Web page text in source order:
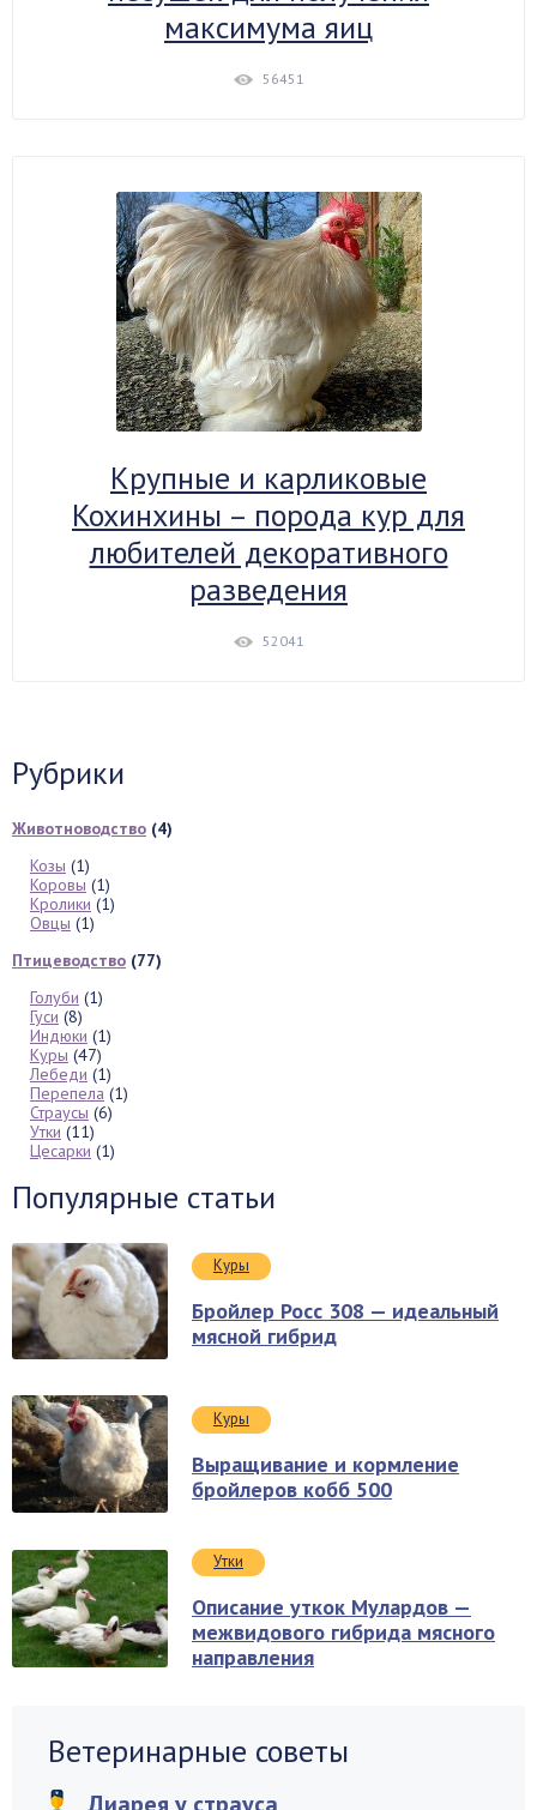
максимума яиц
56451
Крупные и карликовые
Кохинхины – порода кур для
любителей декоративного
разведения
52041
Рубрики
Животноводство (4)
Козы (1)
Коровы (1)
Кролики (1)
Овцы (1)
Птицеводство (77)
Голуби (1)
Гуси (8)
Индюки (1)
Куры (47)
Лебеди (1)
Перепела (1)
Страусы (6)
Утки (11)
Цесарки (1)
Популярные статьи
Куры
Бройлер Росс 308 — идеальный
мясной гибрид
Куры
Выращивание и кормление
бройлеров кобб 500
Утки
Описание уткок Мулардов —
межвидового гибрида мясного
направления
Ветеринарные советы
Диарея у страуса